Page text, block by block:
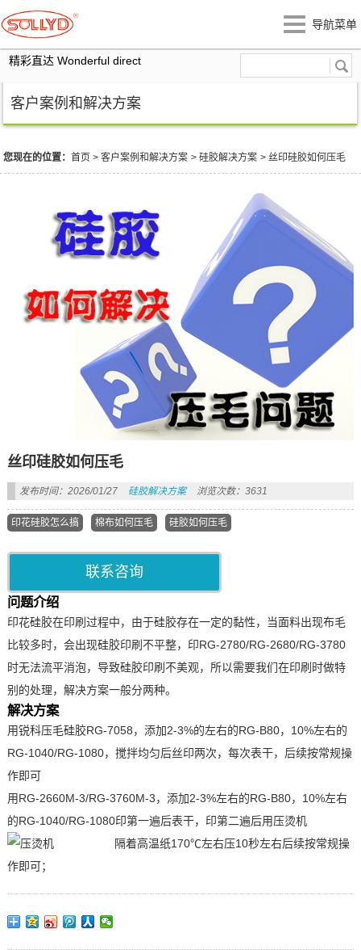
导航菜单
精彩直达 Wonderful direct
客户案例和解决方案
您现在的位置：首页 >客户案例和解决方案 >硅胶解决方案 >丝印硅胶如何压毛
丝印硅胶如何压毛
发布时间：2026/01/27 硅胶解决方案 浏览次数：3631
印花硅胶怎么搞 棉布如何压毛 硅胶如何压毛
联系咨询
问题介绍
印花硅胶在印刷过程中，由于硅胶存在一定的黏性，当面料出现布毛
比较多时，会出现硅胶印刷不平整，印RG-2780/RG-2680/RG-3780
时无法流平消泡，导致硅胶印刷不美观，所以需要我们在印刷时做特
别的处理，解决方案一般分两种。
解决方案
用锐科压毛硅胶RG-7058，添加2-3%的左右的RG-B80，10%左右的
RG-1040/RG-1080，搅拌均匀后丝印两次，每次表干，后续按常规操
作即可
用RG-2660M-3/RG-3760M-3，添加2-3%左右的RG-B80，10%左右
的RG-1040/RG-1080印第一遍后表干，印第二遍后用压烫机
隔着高温纸170℃左右压10秒左右后续按常规操
作即可；